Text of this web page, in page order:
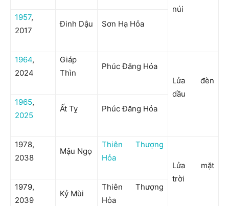
núi
1957,
2017
Đinh Dậu Sơn Hạ Hỏa
1964,
2024
Giáp
Thìn
Phúc Đăng Hỏa
Lửa đèn
dầu
1965,
2025
Ất Tỵ Phúc Đăng Hỏa
1978,
2038
Mậu Ngọ
Thiên Thượng
Hỏa
Lửa mặt
trời
1979,
2039
Kỷ Mùi
Thiên Thượng
Hỏa